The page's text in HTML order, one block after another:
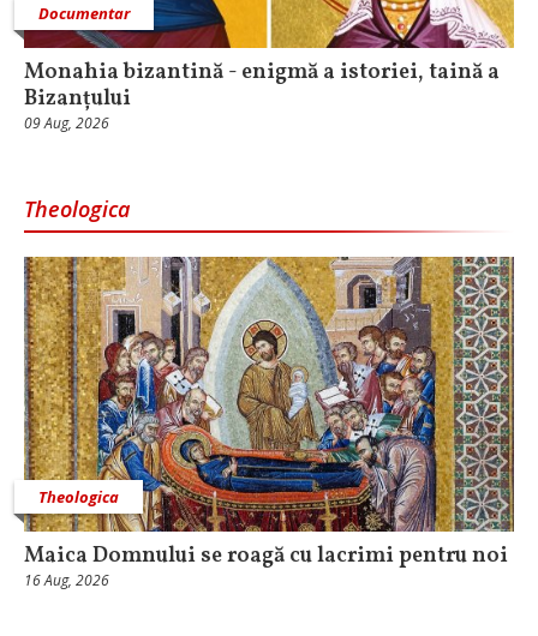
Documentar
Monahia bizantină - enigmă a istoriei, taină a
Bizanțului
09 Aug, 2026
Theologica
Theologica
Maica Domnului se roagă cu lacrimi pentru noi
16 Aug, 2026